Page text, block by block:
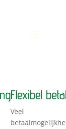
Flexibel
Veel